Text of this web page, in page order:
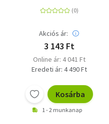
Akciós ár:
3 143 Ft
Online ár: 4 041 Ft
Eredeti ár: 4 490 Ft
Kosárba
1 - 2 munkanap